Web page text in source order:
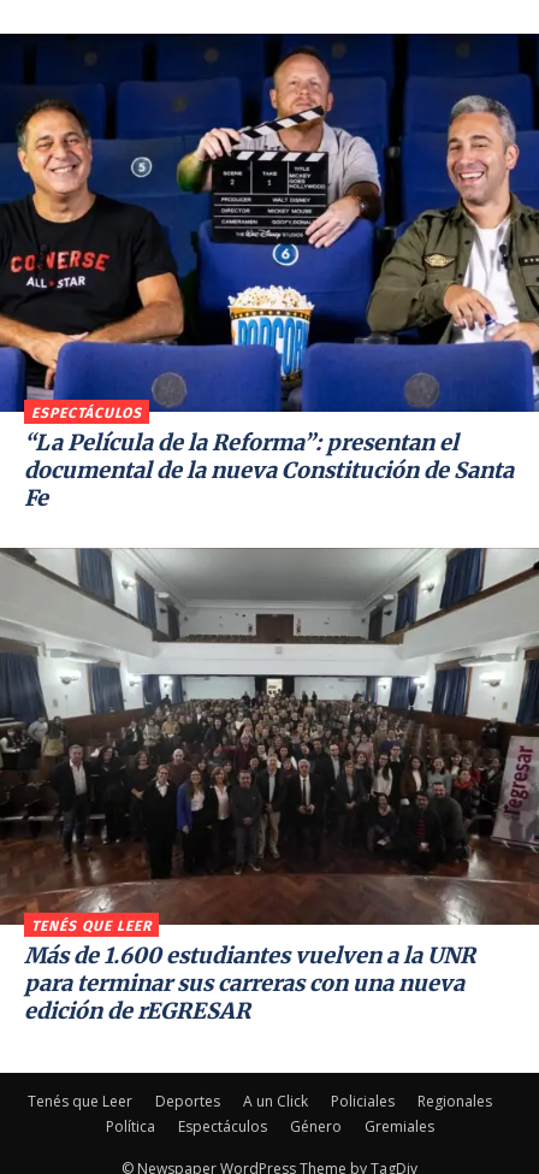
ESPECTÁCULOS
“La Película de la Reforma”: presentan el
documental de la nueva Constitución de Santa
Fe
TENÉS QUE LEER
Más de 1.600 estudiantes vuelven a la UNR
para terminar sus carreras con una nueva
edición de rEGRESAR
Tenés que Leer Deportes A un Click Policiales
Regionales
Política
Espectáculos Género Gremiales
© Newspaper WordPress Theme by TagDiv